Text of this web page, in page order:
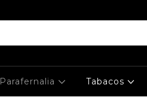
Parafernalia Tabacos